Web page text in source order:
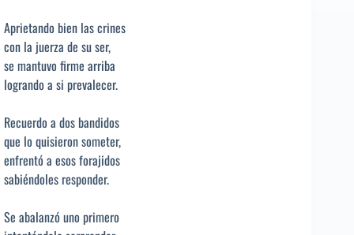
Aprietando bien las crines
con la juerza de su ser,
se mantuvo firme arriba
logrando a si prevalecer.
Recuerdo a dos bandidos
que lo quisieron someter,
enfrentó a esos forajidos
sabiéndoles responder.
Se abalanzó uno primero